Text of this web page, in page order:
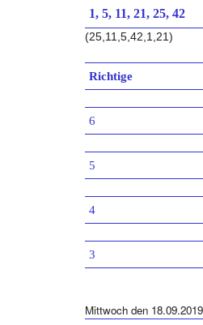
1, 5, 11, 21, 25, 42
(25,11,5,42,1,21)
Richtige
6
5
4
3
Mittwoch den 18.09.2019